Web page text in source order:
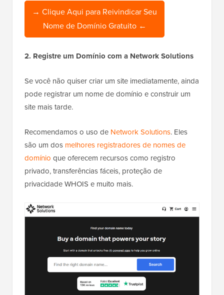
→ Clique Aqui para Reivindicar Seu
Nome de Domínio Gratuito ←
2. Registre um Domínio com a Network Solutions
Se você não quiser criar um site imediatamente, ainda
pode registrar um nome de domínio e construir um
site mais tarde.
Recomendamos o uso de Network Solutions. Eles
são um dos melhores registradores de nomes de
domínio que oferecem recursos como registro
privado, transferências fáceis, proteção de
privacidade WHOIS e muito mais.